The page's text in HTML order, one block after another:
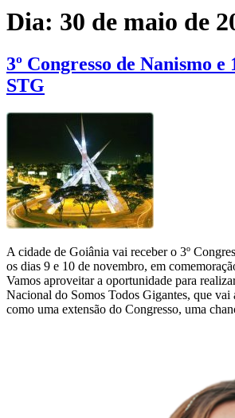
Dia: 30 de maio de
3º Congresso de Nanismo e
STG
A cidade de Goiânia vai receber o 3º
os dias 9 e 10 de novembro, em
Vamos aproveitar a oportunidade para
Nacional do Somos Todos Gigantes, que vai
como uma extensão do Congresso, uma